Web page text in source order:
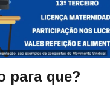
para que?